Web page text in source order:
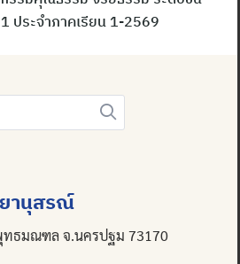
ประจำภาคเรียน 1-2569
ยานุสรณ์
ทธมณฑล จ.นครปฐม 73170